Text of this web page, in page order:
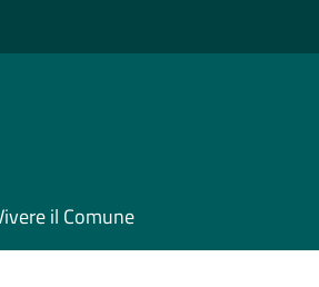
il Comune